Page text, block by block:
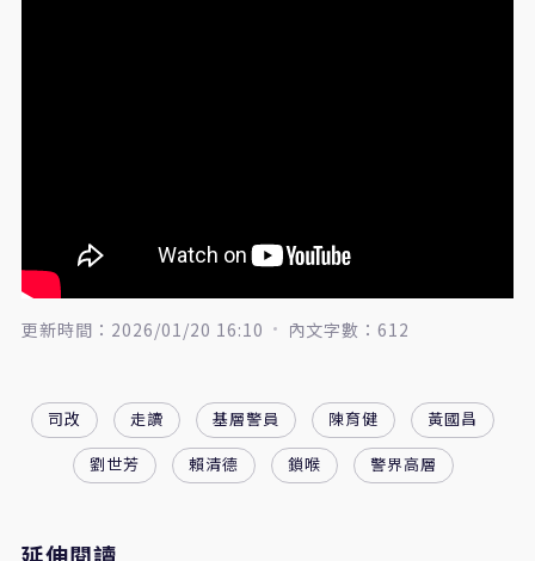
更新時間：2026/01/20 16:10 內文字數：612
司改 走讀 基層警員 陳育健
黃國昌
劉世芳
賴清德 鎖喉 警界高層
延伸閱讀